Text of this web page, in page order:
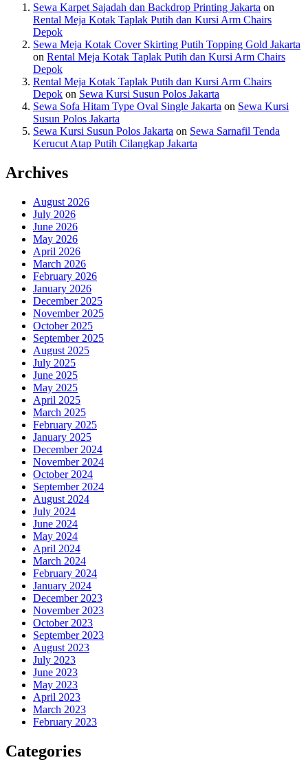
Sewa Karpet Sajadah dan Backdrop Printing Jakarta on
Rental Meja Kotak Taplak Putih dan Kursi Arm Chairs
Depok
Sewa Meja Kotak Cover Skirting Putih Topping Gold Jakarta
on Rental Meja Kotak Taplak Putih dan Kursi Arm Chairs
Depok
Rental Meja Kotak Taplak Putih dan Kursi Arm Chairs
Depok on Sewa Kursi Susun Polos Jakarta
Sewa Sofa Hitam Type Oval Single Jakarta on Sewa Kursi
Susun Polos Jakarta
Sewa Kursi Susun Polos Jakarta on Sewa Sarnafil Tenda
Kerucut Atap Putih Cilangkap Jakarta
Archives
August 2026
July 2026
June 2026
May 2026
April 2026
March 2026
February 2026
January 2026
December 2025
November 2025
October 2025
September 2025
August 2025
July 2025
June 2025
May 2025
April 2025
March 2025
February 2025
January 2025
December 2024
November 2024
October 2024
September 2024
August 2024
July 2024
June 2024
May 2024
April 2024
March 2024
February 2024
January 2024
December 2023
November 2023
October 2023
September 2023
August 2023
July 2023
June 2023
May 2023
April 2023
March 2023
February 2023
Categories